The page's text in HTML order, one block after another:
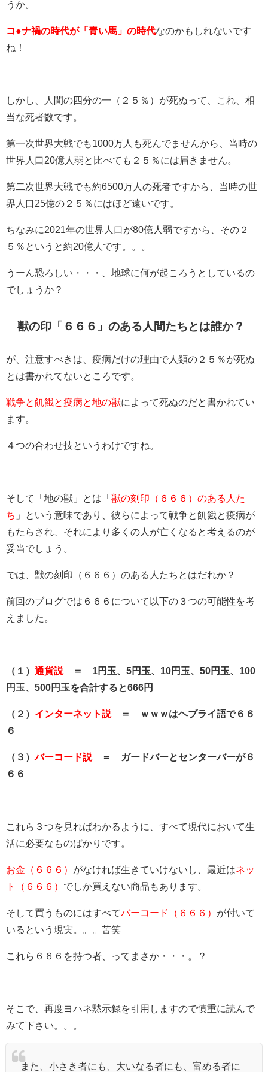
うか。
コ●ナ禍の時代が「青い馬」の時代なのかもしれないです
ね！
しかし、人間の四分の一（２５％）が死ぬって、これ、相
当な死者数です。
第一次世界大戦でも1000万人も死んでませんから、当時の
世界人口20億人弱と比べても２５％には届きません。
第二次世界大戦でも約6500万人の死者ですから、当時の世
界人口25億の２５％にはほど遠いです。
ちなみに2021年の世界人口が80億人弱ですから、その２
５％というと約20億人です。。。
うーん恐ろしい・・・、地球に何が起ころうとしているの
でしょうか？
獣の印「６６６」のある人間たちとは誰か？
が、注意すべきは、疫病だけの理由で人類の２５％が死ぬ
とは書かれてないところです。
戦争と飢餓と疫病と地の獣によって死ぬのだと書かれてい
ます。
４つの合わせ技というわけですね。
そして「地の獣」とは「 獣の刻印（６６６）のある人た
ち 」という意味であり、彼らによって戦争と飢餓と疫病が
もたらされ、それにより多くの人が亡くなると考えるのが
妥当でしょう。
では、獣の刻印（６６６）のある人たちとはだれか？
前回のブログでは６６６について以下の３つの可能性を考
えました。
（１） 通貨説＝ 1円玉、5円玉、10円玉、50円玉、100
円玉、500円玉を合計すると666円
（２） インターネット説＝ ｗｗｗはヘブライ語で６６
６
（３）バーコード説＝ ガードバーとセンターバーが６
６６
これら３つを見ればわかるように、すべて現代において生
活に必要なものばかりです。
お金（６６６） がなければ生きていけないし、最近はネッ
ト（６６６） でしか買えない商品もあります。
そして買うものにはすべてバーコード（６６６） が付いて
いるという現実。。。苦笑
これら６６６を持つ者、ってまさか・・・。？
そこで、再度ヨハネ黙示録を引用しますので慎重に読んで
みて下さい。。。
また、小さき者にも、大いなる者にも、富める者に